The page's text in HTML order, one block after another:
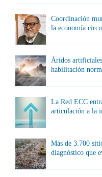
Coordinación
la economía
Áridos
habilitación
La Red ECC
articulación a la
Más de 3.700
diagnóstico que